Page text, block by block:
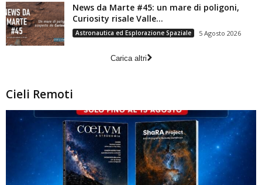
News da Marte #45: un mare di poligoni,
Curiosity risale Valle...
Astronautica ed Esplorazione Spaziale 5 Agosto 2026
Carica altri
Cieli Remoti